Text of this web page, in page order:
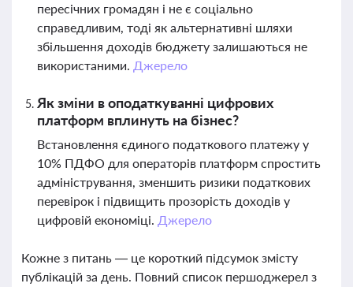
пересічних громадян і не є соціально
справедливим, тоді як альтернативні шляхи
збільшення доходів бюджету залишаються не
використаними. Джерело
Як зміни в оподаткуванні цифрових
платформ вплинуть на бізнес?
Встановлення єдиного податкового платежу у
10% ПДФО для операторів платформ спростить
адміністрування, зменшить ризики податкових
перевірок і підвищить прозорість доходів у
цифровій економіці. Джерело
Кожне з питань — це короткий підсумок змісту
публікацій за день. Повний список першоджерел з